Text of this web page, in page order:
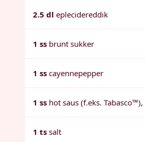
2.5 dl eplecidereddik
1 ss brunt sukker
1 ss cayennepepper
1 ss hot saus (f.eks.
1 ts salt